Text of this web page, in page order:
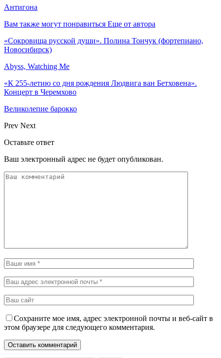
Антигона
Вам также могут понравиться Еще от автора
«Сокровища русской души». Полина Тончук (фортепиано,
Новосибирск)
Abyss, Watching Me
«К 255-летию со дня рождения Людвига ван Бетховена».
Концерт в Черемхово
Великолепие барокко
Prev Next
Оставьте ответ
Ваш электронный адрес не будет опубликован.
Сохраните мое имя, адрес электронной почты и веб-сайт в
этом браузере для следующего комментария.